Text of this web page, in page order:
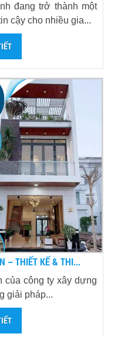
đang trở thành một
cậy cho nhiều gia...
– THIẾT KẾ & THI...
của công ty xây dựng
giải pháp...